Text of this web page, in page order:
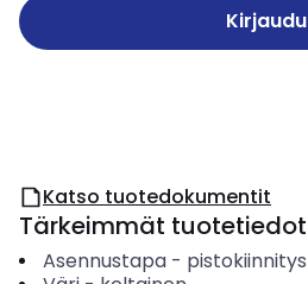
Kirjaudu
Katso tuotedokumentit
Tärkeimmät tuotetiedot
Asennustapa- pistokiinnitys